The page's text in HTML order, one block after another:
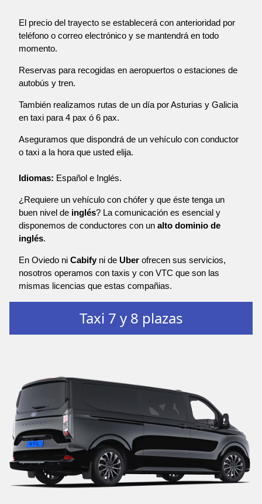
El precio del trayecto se establecerá con anterioridad por
teléfono o correo electrónico y se mantendrá en todo
momento.
Reservas para recogidas en aeropuertos o estaciones de
autobús y tren.
También realizamos rutas de un día por Asturias y Galicia
en taxi para 4 pax ó 6 pax.
Aseguramos que dispondrá de un vehículo con conductor
o taxi a la hora que usted elija.
Idiomas: Español e Inglés.
¿Requiere un vehículo con chófer y que éste tenga un
buen nivel de inglés? La comunicación es esencial y
disponemos de conductores con un alto dominio de
inglés.
En Oviedo ni Cabify ni de Uber ofrecen sus servicios,
nosotros operamos con taxis y con VTC que son las
mismas licencias que estas compañias.
Taxi 7 y 8 plazas